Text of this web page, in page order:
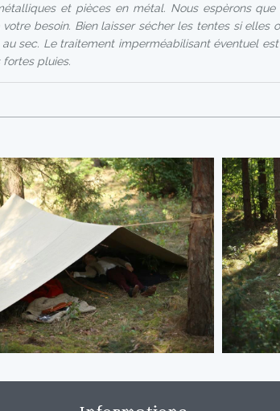
et pièces en métal. Nous espèrons
votre besoin. Bien laisser sécher les tentes si elles
sec. Le traitement imperméabilisant éventuel
pluies.